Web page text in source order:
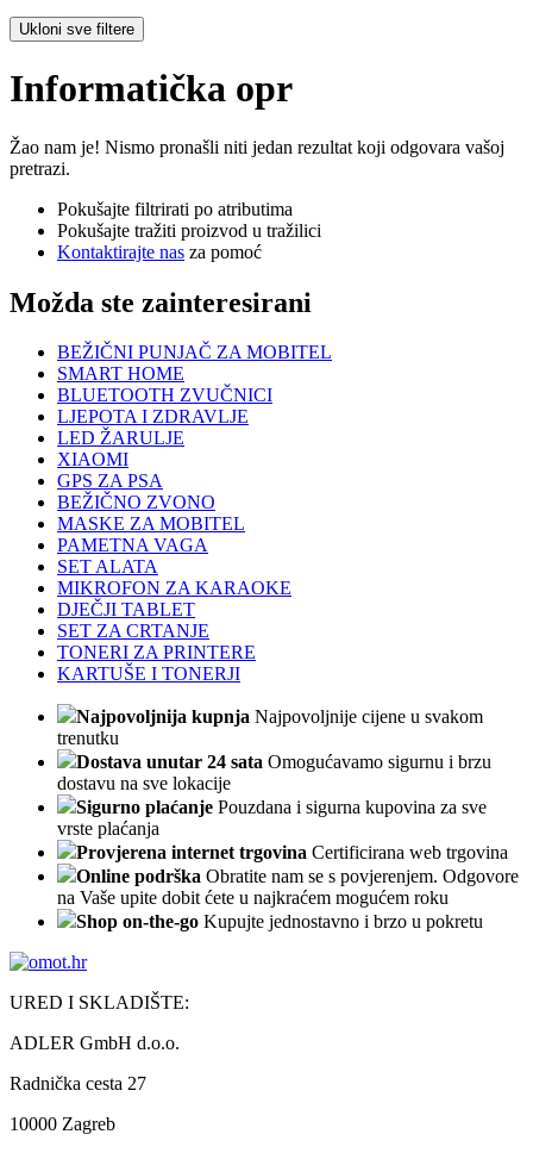
Ukloni sve filtere
Informatička opr
Žao nam je! Nismo pronašli niti jedan rezultat koji odgovara vašoj
pretrazi.
Pokušajte filtrirati po atributima
Pokušajte tražiti proizvod u tražilici
Kontaktirajte nas za pomoć
Možda ste zainteresirani
BEŽIČNI PUNJAČ ZA MOBITEL
SMART HOME
BLUETOOTH ZVUČNICI
LJEPOTA I ZDRAVLJE
LED ŽARULJE
XIAOMI
GPS ZA PSA
BEŽIČNO ZVONO
MASKE ZA MOBITEL
PAMETNA VAGA
SET ALATA
MIKROFON ZA KARAOKE
DJEČJI TABLET
SET ZA CRTANJE
TONERI ZA PRINTERE
KARTUŠE I TONERJI
Najpovoljnija kupnja Najpovoljnije cijene u svakom
trenutku
Dostava unutar 24 sata Omogućavamo sigurnu i brzu
dostavu na sve lokacije
Sigurno plaćanje Pouzdana i sigurna kupovina za sve
vrste plaćanja
Provjerena internet trgovina Certificirana web trgovina
Online podrška Obratite nam se s povjerenjem. Odgovore
na Vaše upite dobit ćete u najkraćem mogućem roku
Shop on-the-go Kupujte jednostavno i brzo u pokretu
URED I SKLADIŠTE:
ADLER GmbH d.o.o.
Radnička cesta 27
10000 Zagreb